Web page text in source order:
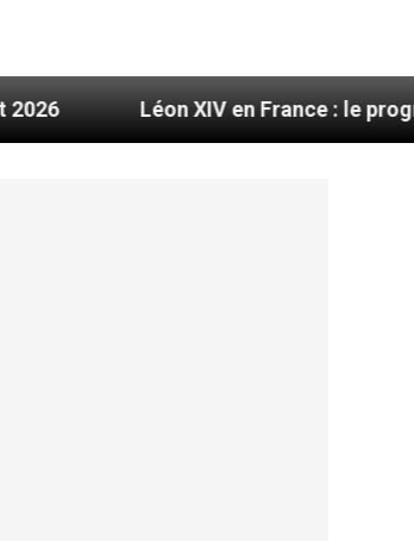
Léon XIV en France : le programme